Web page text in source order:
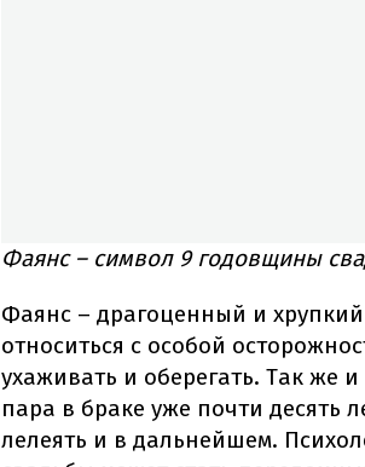
Фаянс – символ 9 годовщины
Фаянс – драгоценный и
относиться с особой
ухаживать и оберегать. Так же
пара в браке уже почти десять
лелеять и в дальнейшем.